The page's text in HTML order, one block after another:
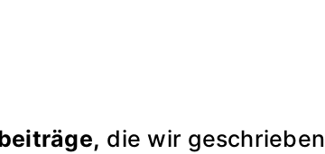
die wir geschrieben